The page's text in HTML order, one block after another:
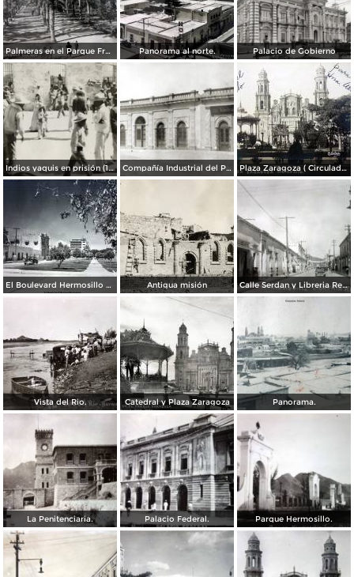
Palmeras en el Parque Francisco I Madero. Panorama al norte. Palacio de Gobierno
Indios yaquis en prisión (1908) Compañía Industrial del Pacífico (1908) Plaza Zaragoza ( Circulada el 27 de Enero de 1913 ).
El Boulevard Hermosillo Sonora. Antigua misión Calle Serdan y Libreria Renacimiento.
Vista del Rio. Catedral y Plaza Zaragoza Panorama.
La Penitenciaria. Palacio Federal. Parque Hermosillo.